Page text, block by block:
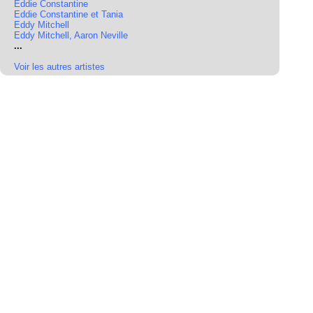
Eddie Constantine
Eddie Constantine et Tania
Eddy Mitchell
Eddy Mitchell, Aaron Neville
...
Voir les autres artistes